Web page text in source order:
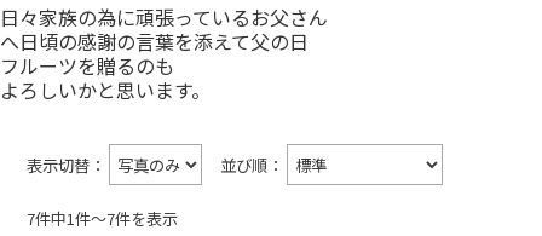
日々家族の為に頑張っているお父さん
へ日頃の感謝の言葉を添えて父の日
フルーツを贈るのも
よろしいかと思います。
表示切替： 並び順：
7件中1件〜7件を表示